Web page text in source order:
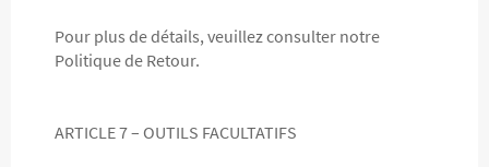
Pour plus de détails, veuillez consulter notre
Politique de Retour.
ARTICLE 7 – OUTILS FACULTATIFS